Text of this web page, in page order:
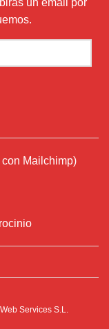
un email por
Mailchimp)
Services S.L.